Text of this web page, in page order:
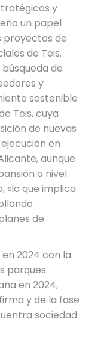
y
un papel
proyectos de
de Teis.
de
y
sostenible
Teis, cuya
de nuevas
en
aunque
a nivel
«lo que implica
de
2024 con la
parques
en 2024,
y de la fase
sociedad.